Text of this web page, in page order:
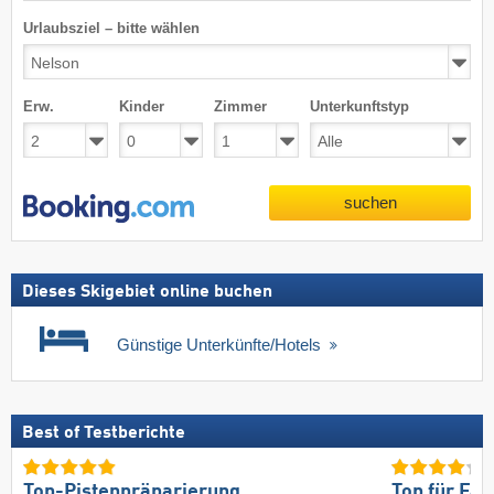
Urlaubsziel – bitte wählen
Erw. Kinder Zimmer Unterkunftstyp
suchen
Dieses Skigebiet online buchen
Günstige Unterkünfte/Hotels
Best of Testberichte